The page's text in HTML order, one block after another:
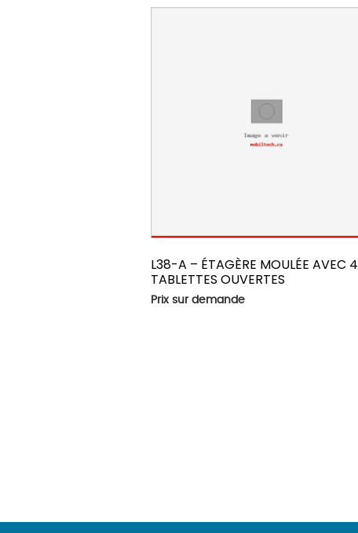
L38-A – ÉTAGÈRE MOULÉE AVEC 4
TABLETTES OUVERTES
Prix sur demande